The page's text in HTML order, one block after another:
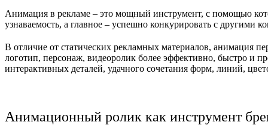
Анимация в рекламе – это мощный инструмент, с помощью
узнаваемость, а главное – успешно конкурировать с другими
В отличие от статических рекламных материалов, анимация
логотип, персонаж, видеоролик более эффективно, быстро и
интерактивных деталей, удачного сочетания форм, линий,
Анимационный ролик как инструмент